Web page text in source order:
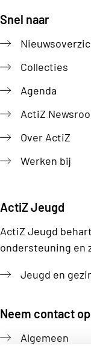
Snel naar
Collecties
Agenda
ActiZ
Over ActiZ
Werken bij
ActiZ Jeugd
ActiZ Jeugd
ondersteuning en
Jeugd en
Neem contact op
Algemeen